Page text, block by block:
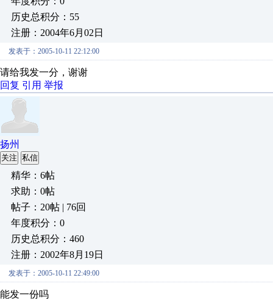
历史总积分：55
注册：2004年6月02日
发表于：2005-10-11 22:12:00
请给我发一分，谢谢
回复 引用 举报
扬州
关注 私信
精华：6帖
求助：0帖
帖子：20帖 | 76回
年度积分：0
历史总积分：460
注册：2002年8月19日
发表于：2005-10-11 22:49:00
能发一份吗